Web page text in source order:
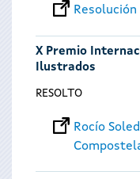
X Premio
Ilustrados
RESOLTO
Rocío